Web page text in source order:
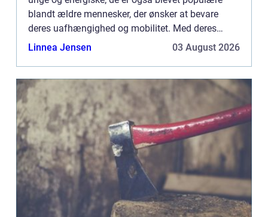
blandt ældre mennesker, der ønsker at bevare
deres uafhængighed og mobilitet. Med deres
brugervenlighed og komfortable desi...
Linnea Jensen 03 August 2026